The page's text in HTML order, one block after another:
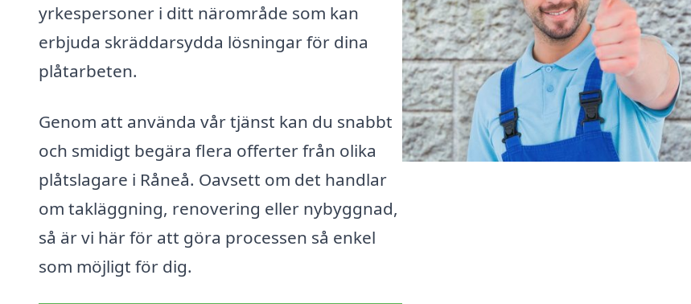
yrkespersoner i ditt närområde som kan
erbjuda skräddarsydda lösningar för dina
plåtarbeten.
Genom att använda vår tjänst kan du snabbt
och smidigt begära flera offerter från olika
plåtslagare i Råneå. Oavsett om det handlar
om takläggning, renovering eller nybyggnad,
så är vi här för att göra processen så enkel
som möjligt för dig.